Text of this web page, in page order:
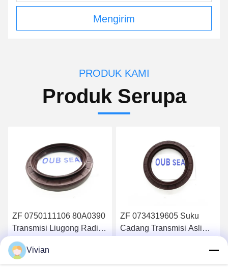
Mengirim
PRODUK KAMI
Produk Serupa
ZF 0750111106 80A0390
Transmisi Liugong Radial
Seal Gearbox Seal
Dapatkan Harga Terbaik
ZF 0734319605 Suku
Cadang Transmisi Asli
Dapatkan Harga Terbaik
Vivian